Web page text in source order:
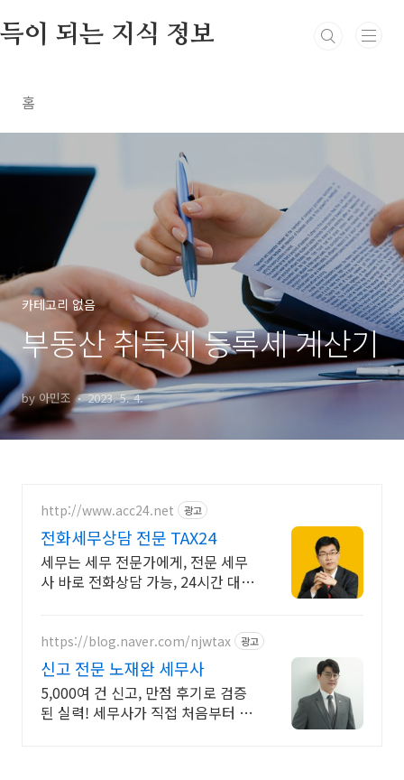
득이 되는 지식 정보
홈
카테고리 없음
부동산 취득세 등록세 계산기
by 아민조 2023. 5. 4.
http://www.acc24.net 광고
전화세무상담 전문 TAX24
세무는 세무 전문가에게, 전문 세무
사 바로 전화상담 가능, 24시간 대기
https://blog.naver.com/njwtax 광고
신고 전문 노재완 세무사
5,000여 건 신고, 만점 후기로 검증
된 실력! 세무사가 직접 처음부터 끝